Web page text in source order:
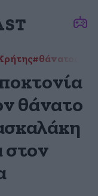
#θάνατος
θάνατο
στον